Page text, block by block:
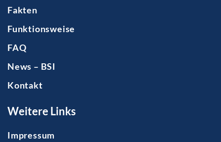
Fakten
Funktionsweise
FAQ
News – BSI
Kontakt
Weitere Links
Impressum